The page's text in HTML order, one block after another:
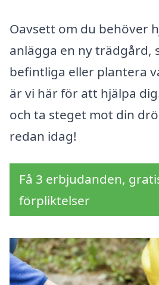
Oavsett om du behöver
anlägga en ny trädgård,
befintliga eller plantera
är vi här för att hjälpa
och ta steget mot din
redan idag!
Få 3 erbjudanden,
förpliktelser